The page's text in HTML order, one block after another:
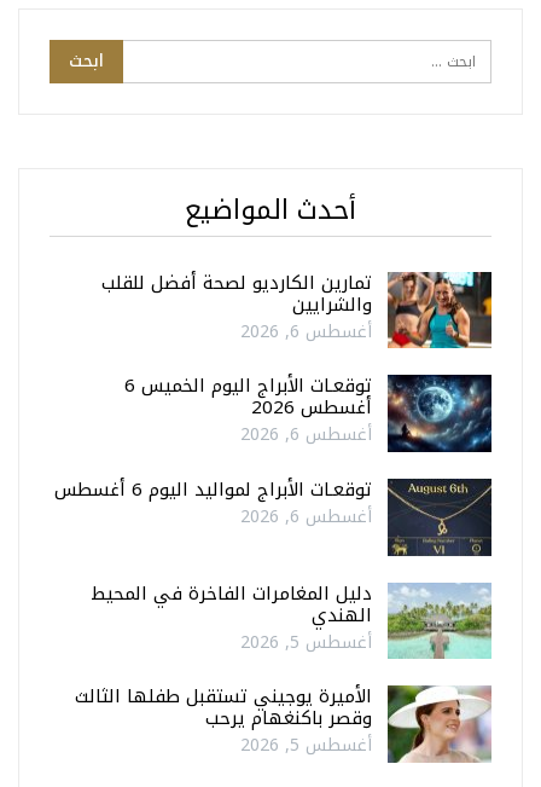
أحدث المواضيع
تمارين الكارديو لصحة أفضل للقلب
والشرايين
أغسطس 6, 2026
توقعـات الأبراج اليوم الخميس 6
أغسطس 2026
أغسطس 6, 2026
توقعـات الأبراج لمواليد اليوم 6 أغسطس
أغسطس 6, 2026
دليل المغامرات الفاخرة في المحيط
الهندي
أغسطس 5, 2026
الأميرة يوجيني تستقبل طفلها الثالث
وقصر باكنغهام يرحب
أغسطس 5, 2026